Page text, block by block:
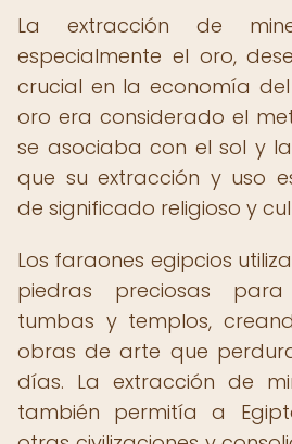
La extracción de
especialmente el oro,
crucial en la economía del
oro era considerado el
se asociaba con el sol y
que su extracción y uso
de significado religioso y
Los faraones egipcios
piedras preciosas
tumbas y templos,
obras de arte que
días. La extracción de
también permitía a